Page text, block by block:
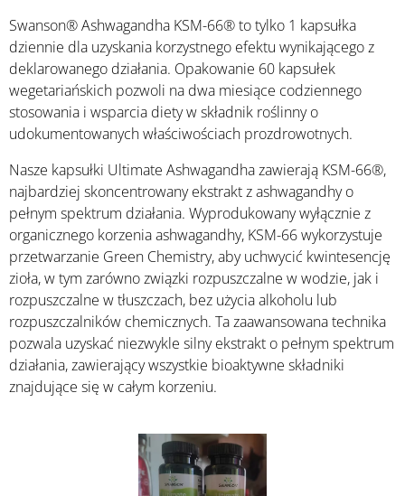
Swanson® Ashwagandha KSM-66® to tylko 1 kapsułka
dziennie dla uzyskania korzystnego efektu wynikającego z
deklarowanego działania. Opakowanie 60 kapsułek
wegetariańskich pozwoli na dwa miesiące codziennego
stosowania i wsparcia diety w składnik roślinny o
udokumentowanych właściwościach prozdrowotnych.
Nasze kapsułki Ultimate Ashwagandha zawierają KSM-66®,
najbardziej skoncentrowany ekstrakt z ashwagandhy o
pełnym spektrum działania. Wyprodukowany wyłącznie z
organicznego korzenia ashwagandhy, KSM-66 wykorzystuje
przetwarzanie Green Chemistry, aby uchwycić kwintesencję
zioła, w tym zarówno związki rozpuszczalne w wodzie, jak i
rozpuszczalne w tłuszczach, bez użycia alkoholu lub
rozpuszczalników chemicznych. Ta zaawansowana technika
pozwala uzyskać niezwykle silny ekstrakt o pełnym spektrum
działania, zawierający wszystkie bioaktywne składniki
znajdujące się w całym korzeniu.